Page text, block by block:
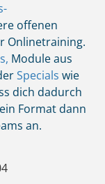
offenen
Onlinetraining.
Module aus
Specials wie
dich dadurch
Format dann
an.